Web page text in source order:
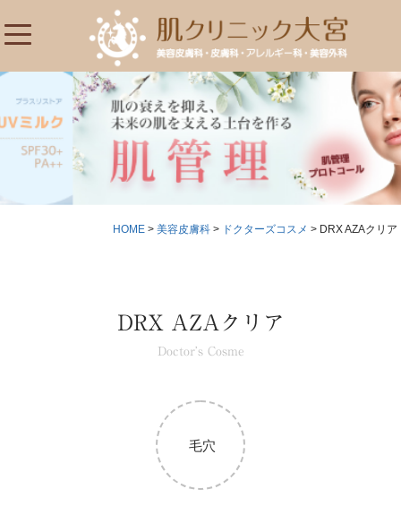
HOME> 美容皮膚科> ドクターズコスメ > DRX AZAクリア
DRX AZAクリア
Doctor’s Cosme
毛穴